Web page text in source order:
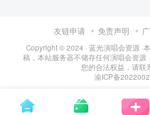
友链申请 免责声明
Copyright © 2024 · 蓝光演唱会资源 ·
稿，本站服务器不储存任何演唱会资
您的合法权益，请联
渝ICP备